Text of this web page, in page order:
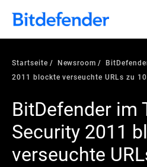
Startseite Newsroom
2011 blockte verseuchte URLs zu
BitDefender im
Security 2011
verseuchte